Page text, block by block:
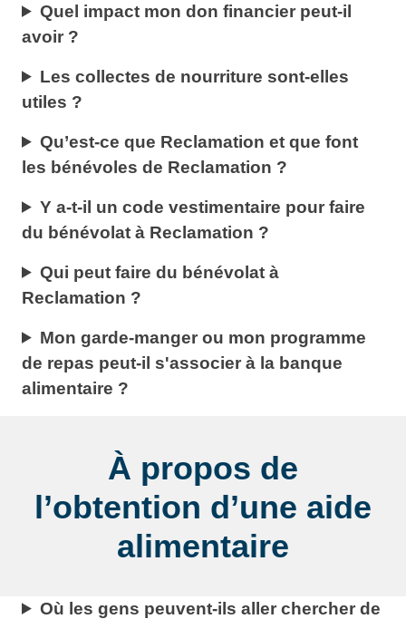
Quel impact mon don financier peut-il
avoir ?
Les collectes de nourriture sont-elles
utiles ?
Qu’est-ce que Reclamation et que font
les bénévoles de Reclamation ?
Y a-t-il un code vestimentaire pour faire
du bénévolat à Reclamation ?
Qui peut faire du bénévolat à
Reclamation ?
Mon garde-manger ou mon programme
de repas peut-il s'associer à la banque
alimentaire ?
À propos de
l’obtention d’une aide
alimentaire
Où les gens peuvent-ils aller chercher de